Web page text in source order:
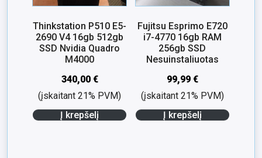
Thinkstation P510 E5-
2690 V4 16gb 512gb
SSD Nvidia Quadro
M4000
340,00 €
(įskaitant 21% PVM)
Į krepšelį
Fujitsu Esprimo E720
i7-4770 16gb RAM
256gb SSD
Nesuinstaliuotas
99,99 €
(įskaitant 21% PVM)
Į krepšelį